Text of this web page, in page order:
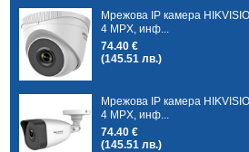
Мрежова IP камера
4 MPX, инф...
74.40 €
(145.51 лв.)
Мрежова IP камера
4 MPX, инф...
74.40 €
(145.51 лв.)